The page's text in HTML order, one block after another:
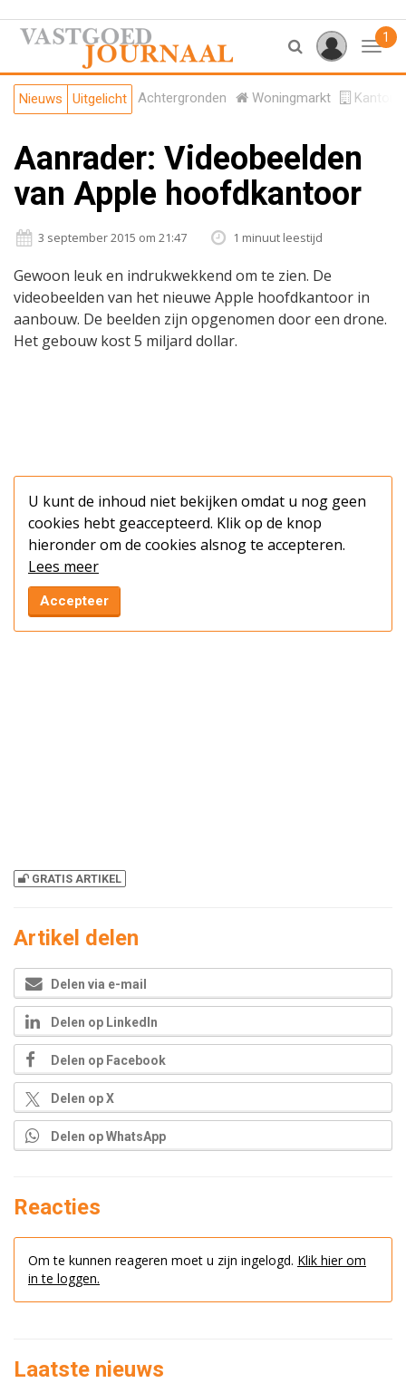
1
Nieuws Uitgelicht Achtergronden Woningmarkt
Aanrader: Videobeelden
van Apple hoofdkantoor
3 september 2015 om 21:47 1 minuut leestijd
Gewoon leuk en indrukwekkend om te zien. De
videobeelden van het nieuwe Apple hoofdkantoor in
aanbouw. De beelden zijn opgenomen door een drone.
Het gebouw kost 5 miljard dollar.
U kunt de inhoud niet bekijken omdat u nog geen
cookies hebt geaccepteerd. Klik op de knop
hieronder om de cookies alsnog te accepteren.
Lees meer
Accepteer
GRATIS ARTIKEL
Artikel delen
Delen via e-mail
Delen op LinkedIn
Delen op Facebook
Delen op X
Delen op WhatsApp
Reacties
Om te kunnen reageren moet u zijn ingelogd. Klik hier om
in te loggen.
Laatste nieuws